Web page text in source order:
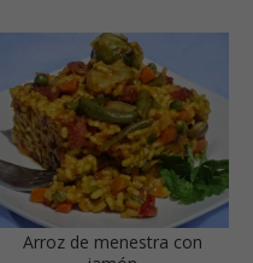
Arroz de menestra con